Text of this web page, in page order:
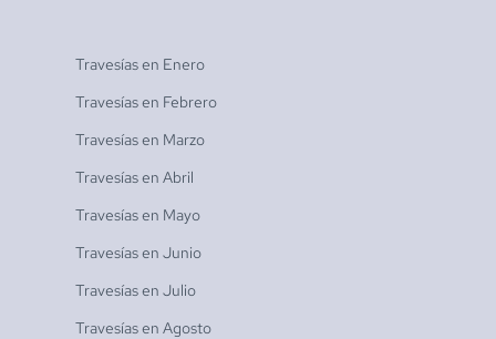
Travesías en Enero
Travesías en Febrero
Travesías en Marzo
Travesías en Abril
Travesías en Mayo
Travesías en Junio
Travesías en Julio
Travesías en Agosto